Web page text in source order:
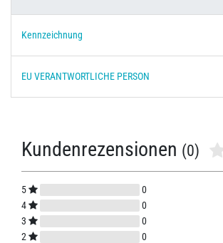
Kennzeichnung
EU VERANTWORTLICHE PERSON
Kundenrezensionen (0)
5
0
4
0
3
0
2
0